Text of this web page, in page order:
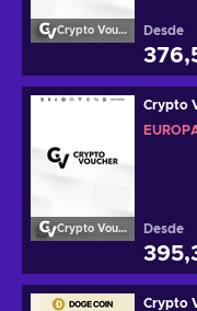
Crypto Voucher Desde
Crypto Voucher
Crypto
Desde
Crypto